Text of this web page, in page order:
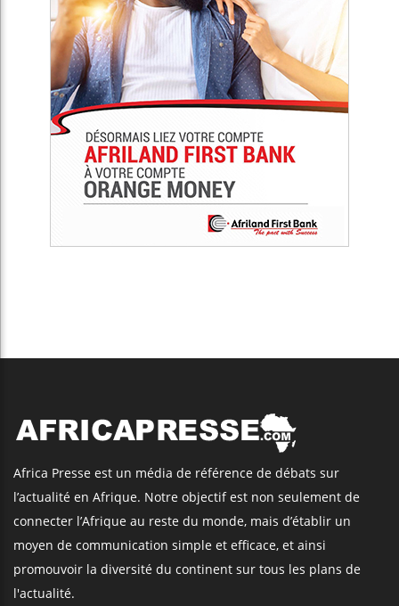
Africa Presse est un média de référence de débats sur
l’actualité en Afrique. Notre objectif est non seulement de
connecter l’Afrique au reste du monde, mais d’établir un
moyen de communication simple et efficace, et ainsi
promouvoir la diversité du continent sur tous les plans de
l'actualité.